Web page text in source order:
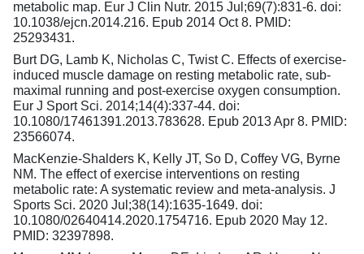
metabolic map. Eur J Clin Nutr. 2015 Jul;69(7):831-6. doi:
10.1038/ejcn.2014.216. Epub 2014 Oct 8. PMID:
25293431.
Burt DG, Lamb K, Nicholas C, Twist C. Effects of exercise-
induced muscle damage on resting metabolic rate, sub-
maximal running and post-exercise oxygen consumption.
Eur J Sport Sci. 2014;14(4):337-44. doi:
10.1080/17461391.2013.783628. Epub 2013 Apr 8. PMID:
23566074.
MacKenzie-Shalders K, Kelly JT, So D, Coffey VG, Byrne
NM. The effect of exercise interventions on resting
metabolic rate: A systematic review and meta-analysis. J
Sports Sci. 2020 Jul;38(14):1635-1649. doi:
10.1080/02640414.2020.1754716. Epub 2020 May 12.
PMID: 32397898.